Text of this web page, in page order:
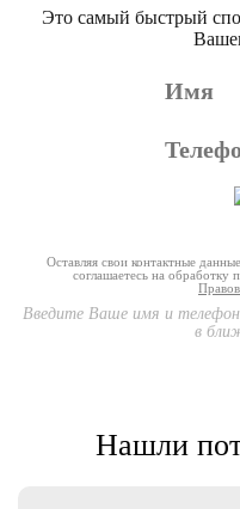
Это самый быстрый
Оставляя свои контактные
соглашаетесь на обработку
Введите Ваше имя и
в
Нашли